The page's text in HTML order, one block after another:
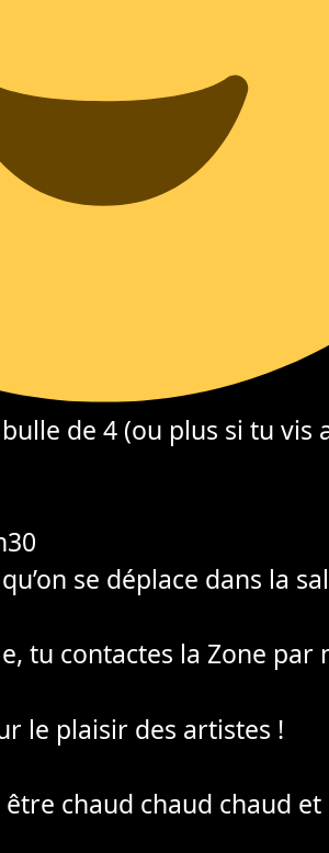
de 4 (ou plus si tu vis
se déplace dans la
tu contactes la Zone par
le plaisir des artistes !
chaud chaud chaud